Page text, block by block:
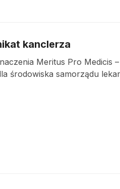
kanclerza
Meritus Pro Medicis
środowiska samorządu